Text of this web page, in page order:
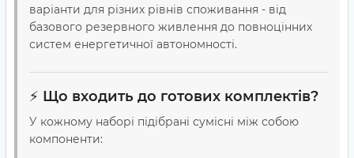
варіанти для різних рівнів споживання - від
базового резервного живлення до повноцінних
систем енергетичної автономності.
⚡ Що входить до готових комплектів?
У кожному наборі підібрані сумісні між собою
компоненти: